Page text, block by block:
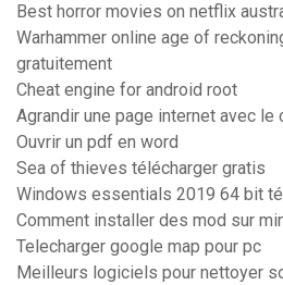
Best horror movies on netflix
Warhammer online age of
gratuitement
Cheat engine for android root
Agrandir une page internet avec le
Ouvrir un pdf en word
Sea of thieves télécharger gratis
Windows essentials 2019 64 bit
Comment installer des mod sur
Telecharger google map pour pc
Meilleurs logiciels pour nettoyer